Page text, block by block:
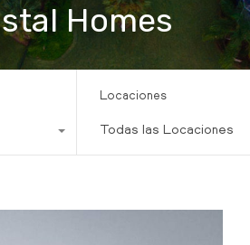
Homes
Locaciones
Todas las Locaciones